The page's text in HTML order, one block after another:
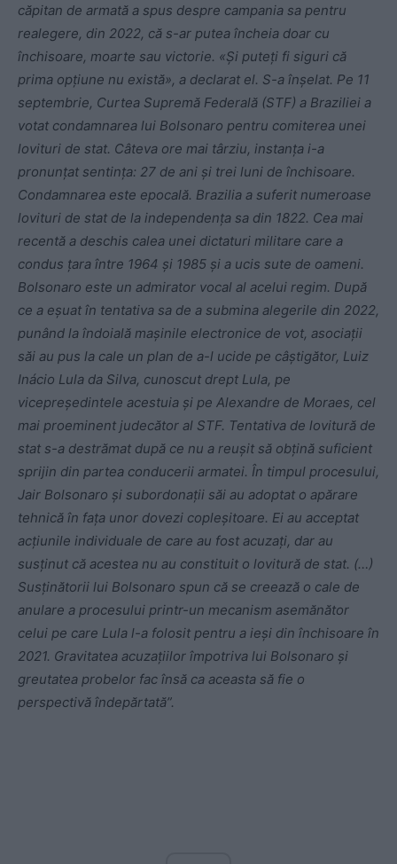
căpitan de armată a spus despre campania sa pentru
realegere, din 2022, că s-ar putea încheia doar cu
închisoare, moarte sau victorie. «Și puteți fi siguri că
prima opțiune nu există», a declarat el. S-a înșelat. Pe 11
septembrie, Curtea Supremă Federală (STF) a Braziliei a
votat condamnarea lui Bolsonaro pentru comiterea unei
lovituri de stat. Câteva ore mai târziu, instanța i-a
pronunțat sentința: 27 de ani și trei luni de închisoare.
Condamnarea este epocală. Brazilia a suferit numeroase
lovituri de stat de la independența sa din 1822. Cea mai
recentă a deschis calea unei dictaturi militare care a
condus țara între 1964 și 1985 și a ucis sute de oameni.
Bolsonaro este un admirator vocal al acelui regim. După
ce a eșuat în tentativa sa de a submina alegerile din 2022,
punând la îndoială mașinile electronice de vot, asociații
săi au pus la cale un plan de a-l ucide pe câștigător, Luiz
Inácio Lula da Silva, cunoscut drept Lula, pe
vicepreședintele acestuia și pe Alexandre de Moraes, cel
mai proeminent judecător al STF. Tentativa de lovitură de
stat s-a destrămat după ce nu a reușit să obțină suficient
sprijin din partea conducerii armatei. În timpul procesului,
Jair Bolsonaro și subordonații săi au adoptat o apărare
tehnică în fața unor dovezi copleșitoare. Ei au acceptat
acțiunile individuale de care au fost acuzați, dar au
susținut că acestea nu au constituit o lovitură de stat. (…)
Susținătorii lui Bolsonaro spun că se creează o cale de
anulare a procesului printr-un mecanism asemănător
celui pe care Lula l-a folosit pentru a ieși din închisoare în
2021. Gravitatea acuzațiilor împotriva lui Bolsonaro și
greutatea probelor fac însă ca aceasta să fie o
perspectivă îndepărtată”.